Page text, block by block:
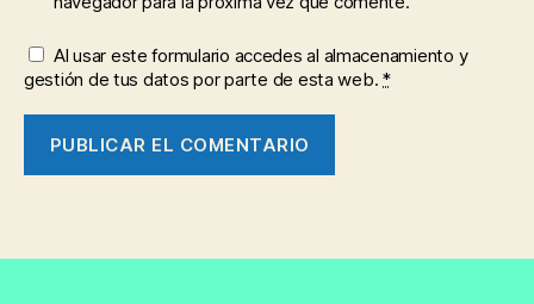
Al usar este formulario accedes al almacenamiento y
gestión de tus datos por parte de esta web.*